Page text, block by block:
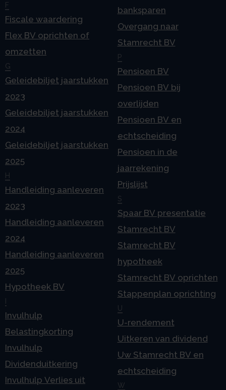
F
Fiscale waardering
Flex BV oprichten of
omzetten
G
Geleidebiljet jaarstukken
2023
Geleidebiljet jaarstukken
2024
Geleidebiljet jaarstukken
2025
H
Handleiding aanleveren
2023
Handleiding aanleveren
2024
Handleiding aanleveren
2025
Hypotheek BV
I
Invulhulp
Belastingkorting
Invulhulp
Dividenduitkering
Invulhulp Verlies uit
banksparen
Overgang naar
Stamrecht BV
P
Pensioen BV
Pensioen BV bij
overlijden
Pensioen BV en
echtscheiding
Pensioen in de
jaarrekening
Prijslijst
S
Spaar BV presentatie
Stamrecht BV
Stamrecht BV
hypotheek
Stamrecht BV oprichten
Stappenplan oprichting
U
U-rendement
Uitkeren van dividend
Uw Stamrecht BV en
echtscheiding
W